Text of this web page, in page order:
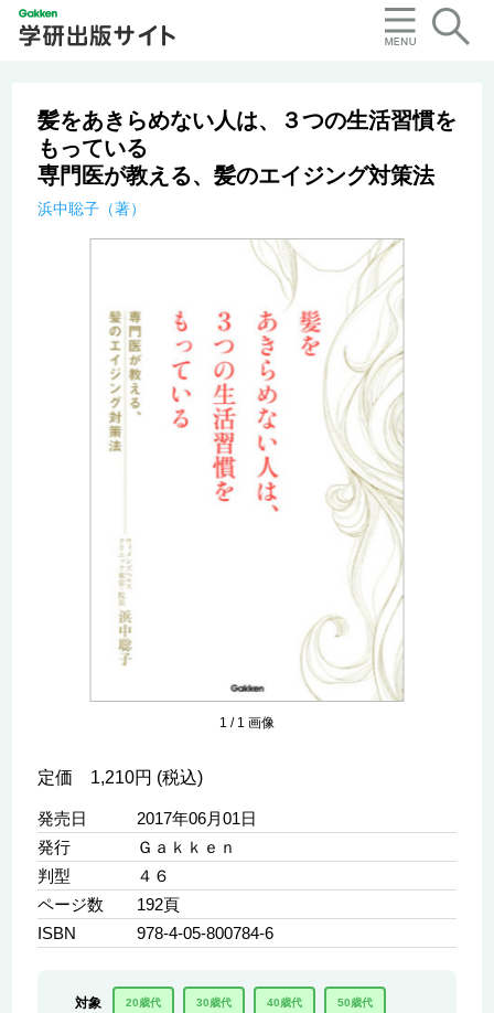
髪をあきらめない人は、３つの生活習慣を
もっている
専門医が教える、髪のエイジング対策法
浜中聡子（著）
1 / 1 画像
定価 1,210円 (税込)
発売日
2017年06月01日
発行
Ｇａｋｋｅｎ
判型
４６
ページ数
192頁
ISBN
978-4-05-800784-6
対象 20歳代 30歳代 40歳代 50歳代